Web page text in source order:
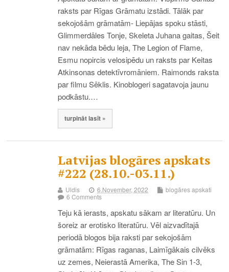
raksts par Rīgas Grāmatu izstādi. Tālāk par
sekojošām grāmatām- Liepājas spoku stāsti,
Glimmerdāles Tonje, Skeleta Juhana gaitas, Šeit
nav nekāda bēdu leja, The Legion of Flame,
Esmu nopircis velosipēdu un raksts par Keitas
Atkinsonas detektīvromāniem. Raimonds raksta
par filmu Sēklis. Kinoblogeri sagatavoja jaunu
podkāstu.…
turpināt lasīt »
Latvijas blogāres apskats
#222 (28.10.-03.11.)
Uldis 6.November, 2022
blogāres apskati
6 Comments
Teju kā ierasts, apskatu sākam ar literatūru. Un
šoreiz ar erotisko literatūru. Vēl aizvadītajā
periodā blogos bija raksti par sekojošām
grāmatām: Rīgas raganas, Laimīgākais cilvēks
uz zemes, Neierastā Amerika, The Sin 1-3,